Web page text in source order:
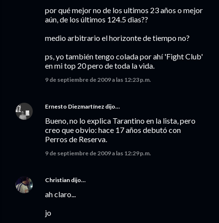
por qué mejor no de los ultimos 23 años o mejor
aún, de los últimos 124.5 dias??
medio arbitrario el horizonte de tiempo no?
ps, yo también tengo colada por ahí 'Fight Club'
en mi top 20 pero de toda la vida.
9 de septiembre de 2009 a las 12:23 p.m.
Ernesto Diezmartínez dijo…
Bueno, no lo explica Tarantino en la lista, pero
creo que obvio: hace 17 años debutó con
Perros de Reserva.
9 de septiembre de 2009 a las 12:29 p.m.
Christian dijo…
ah claro...
jo